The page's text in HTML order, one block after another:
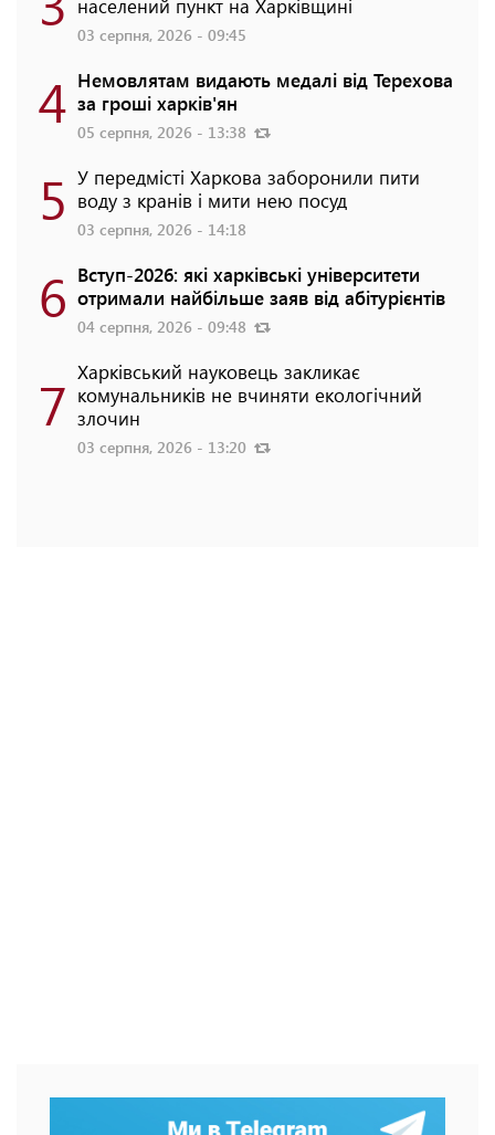
населений пункт на Харківщині
03 серпня, 2026 - 09:45
4 Немовлятам видають медалі від Терехова
за гроші харків'ян
05 серпня, 2026 - 13:38
5 У передмісті Харкова заборонили пити
воду з кранів і мити нею посуд
03 серпня, 2026 - 14:18
6 Вступ-2026: які харківські університети
отримали найбільше заяв від абітурієнтів
04 серпня, 2026 - 09:48
7 Харківський науковець закликає
комунальників не вчиняти екологічний
злочин
03 серпня, 2026 - 13:20